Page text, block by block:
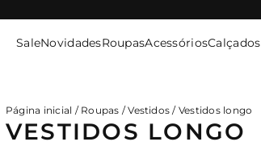
SaleNovidadesRoupasAcessóriosCalçados
Página inicial / Roupas /Vestidos / Vestidos longo
VESTIDOS LONGO